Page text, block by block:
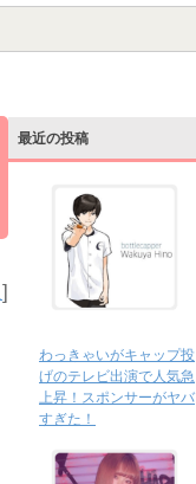
]
最近の投稿
わっきゃいがキャップ投
げのテレビ出演で人気急
上昇！スポンサーがヤバ
すぎた！